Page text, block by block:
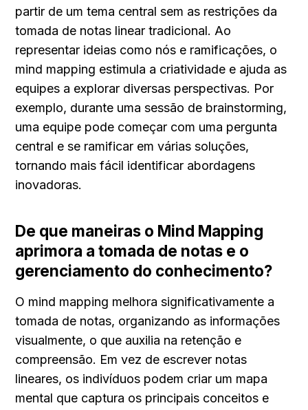
partir de um tema central sem as restrições da
tomada de notas linear tradicional. Ao
representar ideias como nós e ramificações, o
mind mapping estimula a criatividade e ajuda as
equipes a explorar diversas perspectivas. Por
exemplo, durante uma sessão de brainstorming,
uma equipe pode começar com uma pergunta
central e se ramificar em várias soluções,
tornando mais fácil identificar abordagens
inovadoras.
De que maneiras o Mind Mapping
aprimora a tomada de notas e o
gerenciamento do conhecimento?
O mind mapping melhora significativamente a
tomada de notas, organizando as informações
visualmente, o que auxilia na retenção e
compreensão. Em vez de escrever notas
lineares, os indivíduos podem criar um mapa
mental que captura os principais conceitos e